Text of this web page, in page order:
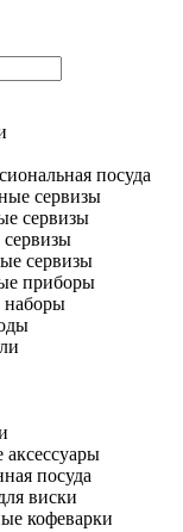
посуда
сервизы
сервизы
сервизы
приборы
посуда
виски
кофеварки